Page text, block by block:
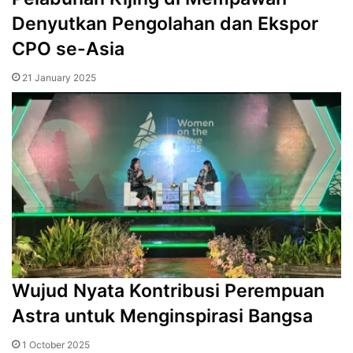
Denyutkan Pengolahan dan Ekspor
CPO se-Asia
21 January 2025
Wujud Nyata Kontribusi Perempuan
Astra untuk Menginspirasi Bangsa
1 October 2025